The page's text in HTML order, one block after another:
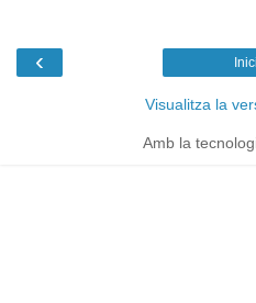
‹ Inici
Visualitza la
Amb la